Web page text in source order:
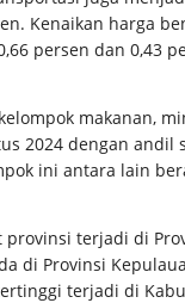
Kenaikan harga
persen dan 0,43
makanan,
2024 dengan andil
ini antara lain
terjadi di
di Provinsi
terjadi di